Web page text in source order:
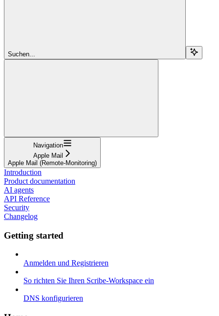
Suchen...
Navigation
Apple Mail
Apple Mail (Remote-Monitoring)
Introduction
Product documentation
AI agents
API Reference
Security
Changelog
Getting started
Anmelden und Registrieren
So richten Sie Ihren Scribe-Workspace ein
DNS konfigurieren